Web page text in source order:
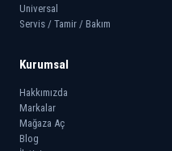
Universal
Servis / Tamir / Bakım
Kurumsal
Hakkımızda
Markalar
Mağaza Aç
Blog